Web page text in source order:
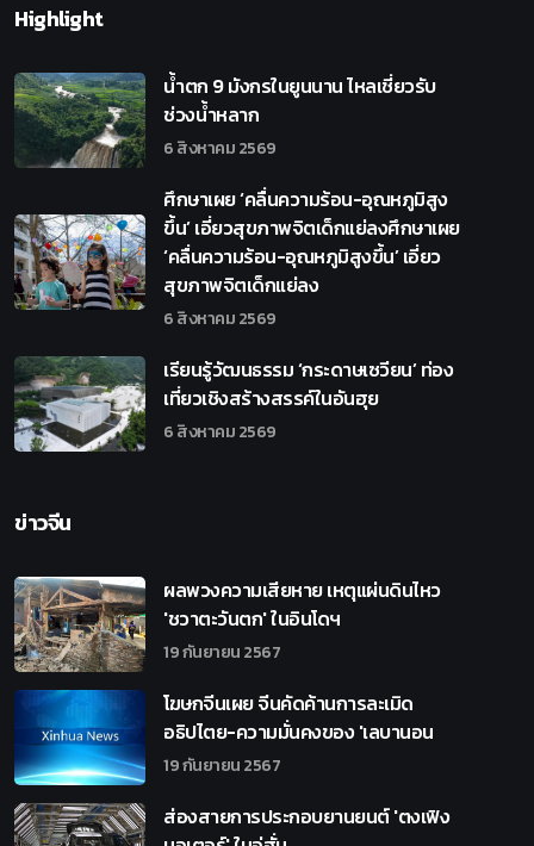
Highlight
น้ำตก 9 มังกรในยูนนาน ไหลเชี่ยวรับ
ช่วงน้ำหลาก
6 สิงหาคม 2569
ศึกษาเผย ‘คลื่นความร้อน-อุณหภูมิสูง
ขึ้น’ เอี่ยวสุขภาพจิตเด็กแย่ลงศึกษาเผย
‘คลื่นความร้อน-อุณหภูมิสูงขึ้น’ เอี่ยว
สุขภาพจิตเด็กแย่ลง
6 สิงหาคม 2569
เรียนรู้วัฒนธรรม ‘กระดาษเซวียน’ ท่อง
เที่ยวเชิงสร้างสรรค์ในอันฮุย
6 สิงหาคม 2569
ข่าวจีน
ผลพวงความเสียหาย เหตุแผ่นดินไหว
'ชวาตะวันตก' ในอินโดฯ
19 กันยายน 2567
โฆษกจีนเผย จีนคัดค้านการละเมิด
อธิปไตย-ความมั่นคงของ 'เลบานอน
19 กันยายน 2567
ส่องสายการประกอบยานยนต์ 'ตงเฟิง